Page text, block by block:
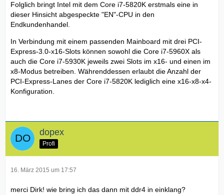
Folglich bringt Intel mit dem Core i7-5820K erstmals eine in
dieser Hinsicht abgespeckte "EN"-CPU in den
Endkundenhandel.
In Verbindung mit einem passenden Mainboard mit drei PCI-
Express-3.0-x16-Slots können sowohl die Core i7-5960X als
auch die Core i7-5930K jeweils zwei Slots im x16- und einen im
x8-Modus betreiben. Währenddessen erlaubt die Anzahl der
PCI-Express-Lanes der Core i7-5820K lediglich eine x16-x8-x4-
Konfiguration.
dopex
Profi
16. März 2015 um 17:57
merci Dirk! wie bring ich das dann mit ddr4 in einklang?